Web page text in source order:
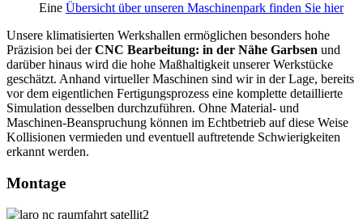
Eine Übersicht über unseren Maschinenpark finden Sie hier
Unsere klimatisierten Werkshallen ermöglichen besonders hohe
Präzision bei derCNC Bearbeitung: in der Nähe Garbsen und
darüber hinaus wird die hohe Maßhaltigkeit unserer Werkstücke
geschätzt. Anhand virtueller Maschinen sind wir in der Lage, bereits
vor dem eigentlichen Fertigungsprozess eine komplette detaillierte
Simulation desselben durchzuführen. Ohne Material- und
Maschinen-Beanspruchung können im Echtbetrieb auf diese Weise
Kollisionen vermieden und eventuell auftretende Schwierigkeiten
erkannt werden.
Montage